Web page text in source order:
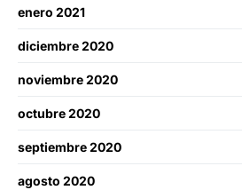
enero 2021
diciembre 2020
noviembre 2020
octubre 2020
septiembre 2020
agosto 2020